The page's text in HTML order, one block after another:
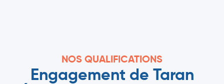
NOS QUALIFICATIONS
Engagement de Taran